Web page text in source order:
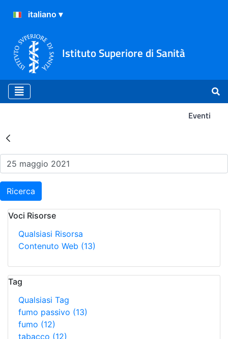
Istituto Superiore di Sanità
Eventi
Risultati della Ricerca -
Ricerca
Voci Risorse
Qualsiasi Risorsa
Contenuto Web (13)
Tag
Qualsiasi Tag
fumo passivo (13)
fumo (12)
tabacco (12)